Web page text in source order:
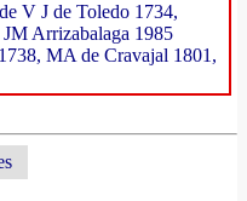
V J de Toledo 1734,
Arrizabalaga 1985
MA de Cravajal 1801,